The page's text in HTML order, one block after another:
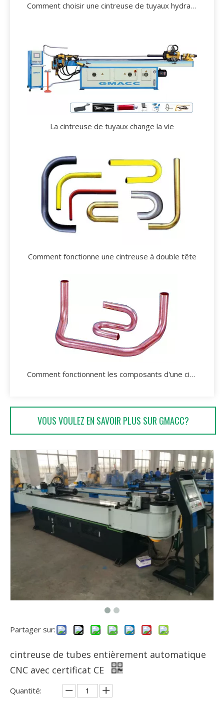
Comment choisir une cintreuse de tuyaux hydraulique ?
La cintreuse de tuyaux change la vie
Comment fonctionne une cintreuse à double tête
Comment fonctionnent les composants d'une cintreuse de tubes?
VOUS VOULEZ EN SAVOIR PLUS SUR GMACC?
Partager sur:
cintreuse de tubes entièrement automatique
CNC avec certificat CE
Quantité: